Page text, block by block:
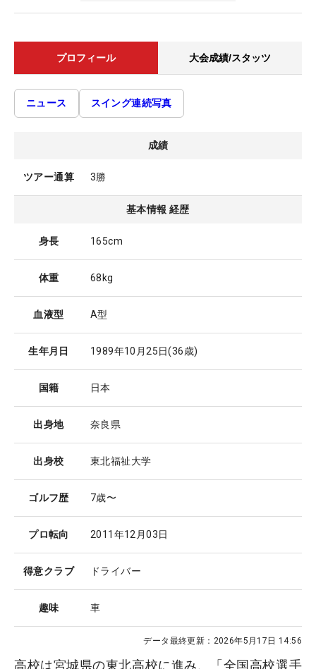
プロフィール 大会成績/スタッツ
ニュース スイング連続写真
成績
ツアー通算 3勝
基本情報 経歴
身長 165cm
体重 68kg
血液型 A型
生年月日 1989年10月25日(36歳)
国籍 日本
出身地 奈良県
出身校 東北福祉大学
ゴルフ歴 7歳〜
プロ転向 2011年12月03日
得意クラブ ドライバー
趣味 車
データ最終更新： 2026年5月17日 14:56
高校は宮城県の東北高校に進み、「全国高校選手